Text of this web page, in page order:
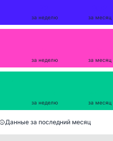
за неделю за месяц
за неделю за месяц
за неделю за месяц
Данные за последний месяц